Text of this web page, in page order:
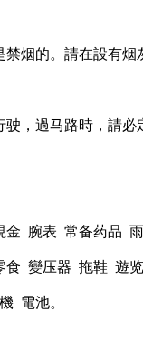
烟的。請在設有烟
，過马路時，請
金 腕表 常备药品
食 變压器 拖鞋 遊
電池。